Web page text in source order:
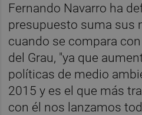
Fernando Navarro ha
presupuesto suma sus
cuando se compara
del Grau, "ya que
políticas de medio
2015 y es el que más
con él nos lanzamos